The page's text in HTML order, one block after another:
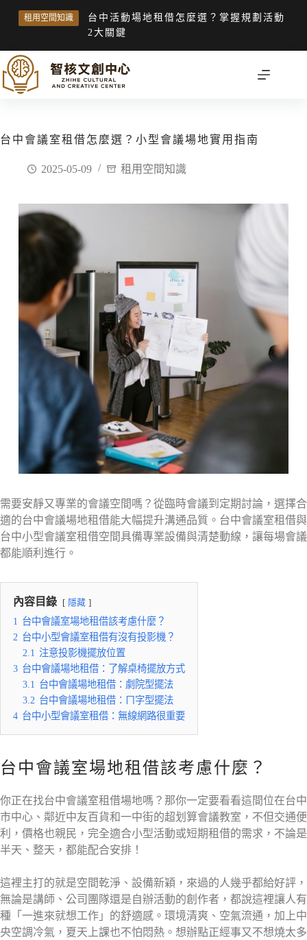
租用空間知識
台中活動場地租借怎麼選？掌握規劃活動
2大關鍵
台中會議室租借怎麼選？小型會議場地實用指南
2025-05-09 租用空間知識
需要安靜又專業的會議空間嗎？從臨時會議到定期討論，選擇合
適的台中會議場地租借能大幅提升溝通品質。台中會議室租借與
台中小型會議室租借空間具備專業設備與清楚動線，讓每場會議
都能順利進行。
內容目錄 隱藏
1 台中會議室場地租借該考慮什麼？
2 台中小型會議室租借有沒有投影機？
2.1 注意投影機擺放位置
3 台中會議場地租借：了解桌椅擺放方式
3.1 台中會議場地租借：劇院型擺法
3.2 台中會議場地租借：ㄇ字型擺法
4 台中小型會議室租借：無線網路很重要
台中會議室場地租借該考慮什麼？
你正在找台中會議室租借場地嗎？那你一定要看看這間位在台中
市中心、鄰近中友百貨和一中街的超划算會議教室，不但交通便
利，價格也親民，完全適合小型活動或短期租借的需求，不論是
半天、整天，都能配合安排！
這裡主打的就是空間乾淨、設備新穎，來過的人幾乎都給好評，
無論是講師、公司團隊還是自辦活動的創作者，都說這裡讓人有
種「一進來就想工作」的舒適感。環境清爽、空氣流通，加上中
央空調冷氣，夏天上課也不怕悶熱。想辦點正經事又不想燒太多